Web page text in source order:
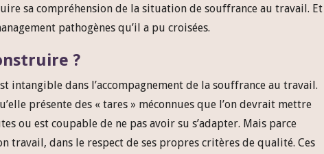
sa compréhension de la situation de souffrance au travail. Et
pathogènes qu’il a pu croisées.
?
dans l’accompagnement de la souffrance au travail.
présente des « tares » méconnues que l’on devrait mettre
ou est coupable de ne pas avoir su s’adapter. Mais parce
travail, dans le respect de ses propres critères de qualité. Ces